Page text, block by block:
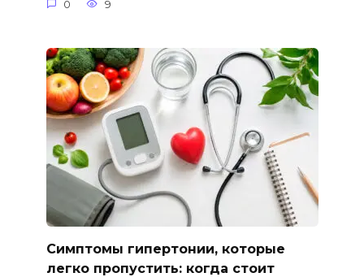
0 9
Симптомы гипертонии, которые
легко пропустить: когда стоит